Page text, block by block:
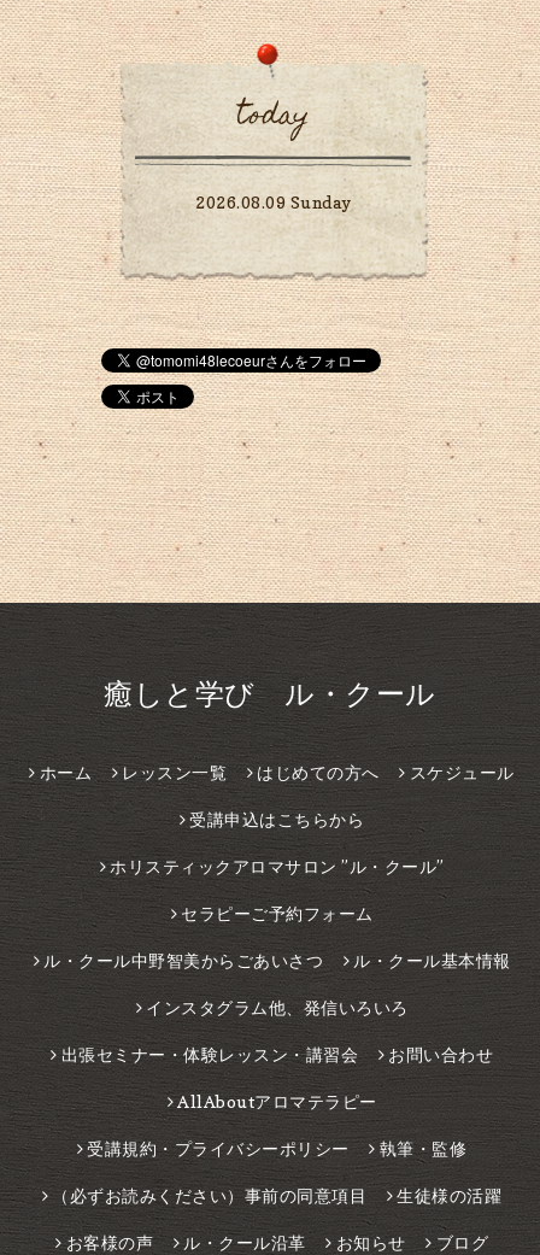
today
2026.08.09 Sunday
癒しと学び ル・クール
ホーム レッスン一覧 はじめての方へ スケジュール
受講申込はこちらから
ホリスティックアロマサロン ”ル・クール”
セラピーご予約フォーム
ル・クール中野智美からごあいさつ ル・クール基本情報
インスタグラム他、発信いろいろ
出張セミナー・体験レッスン・講習会 お問い合わせ
AllAboutアロマテラピー
受講規約・プライバシーポリシー 執筆・監修
（必ずお読みください）事前の同意項目 生徒様の活躍
お客様の声 ル・クール沿革 お知らせ ブログ